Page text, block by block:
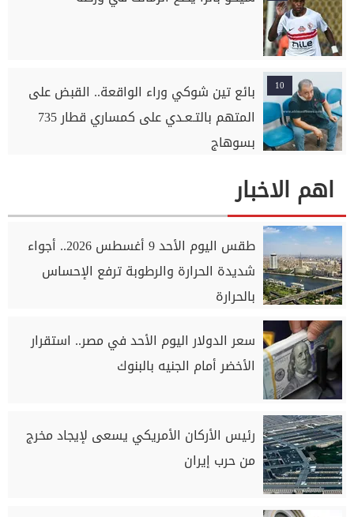
10
بائع تين شوكي وراء الواقعة.. القبض على
المتهم بالتـعـدي على كمساري قطار 735
بسوهاج
اهم الاخبار
طقس اليوم الأحد 9 أغسطس 2026.. أجواء
شديدة الحرارة والرطوبة ترفع الإحساس
بالحرارة
سعر الدولار اليوم الأحد في مصر.. استقرار
الأخضر أمام الجنيه بالبنوك
رئيس الأركان الأمريكي يسعى لإيجاد مخرج
من حرب إيران